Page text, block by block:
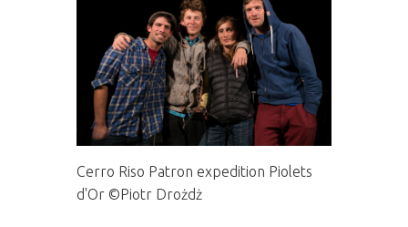
Cerro Riso Patron expedition Piolets
d'Or ©Piotr Drożdż